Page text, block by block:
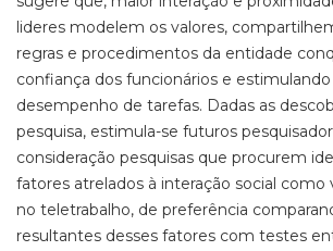
lideres modelem os valores,
regras e procedimentos da entidade
confiança dos funcionários e
desempenho de tarefas. Dadas as
pesquisa, estimula-se futuros
consideração pesquisas que procurem
fatores atrelados à interação social como
no teletrabalho, de preferência
resultantes desses fatores com testes